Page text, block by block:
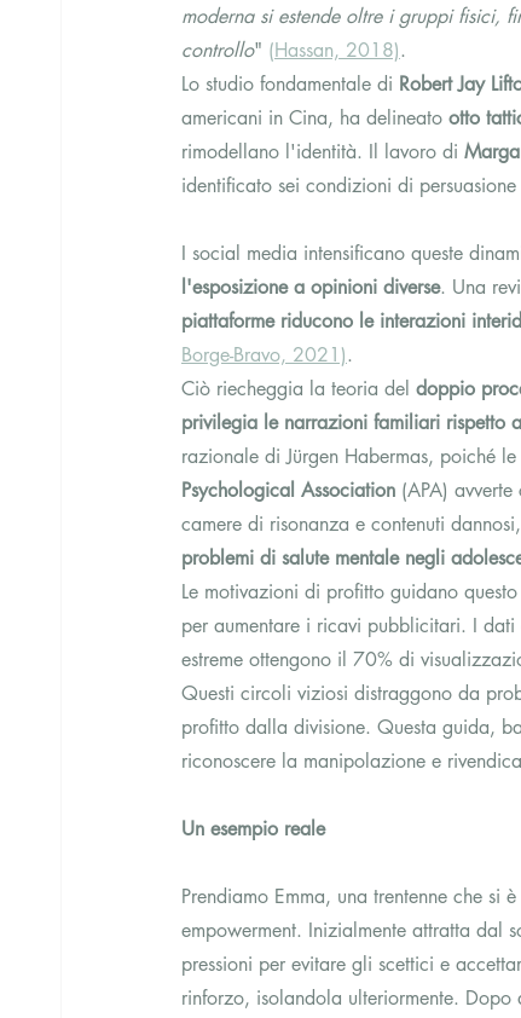
moderna si estende oltre i gruppi fisici,
controllo" (Hassan, 2018).
Lo studio fondamentale di Robert Jay
americani in Cina, ha delineato otto
rimodellano l'identità. Il lavoro di
identificato sei condizioni di
I social media intensificano queste
l'esposizione a opinioni diverse. Una
piattaforme riducono le interazioni
Borge-Bravo, 2021).
Ciò riecheggia la teoria del doppio
privilegia le narrazioni familiari rispetto
razionale di Jürgen Habermas, poiché
Psychological Association (APA) avverte
camere di risonanza e contenuti dannosi,
problemi di salute mentale negli
Le motivazioni di profitto guidano
per aumentare i ricavi pubblicitari. I
estreme ottengono il 70% di
Questi circoli viziosi distraggono da
profitto dalla divisione. Questa guida,
riconoscere la manipolazione e
Un esempio reale
Prendiamo Emma, ​​una trentenne che si
empowerment. Inizialmente attratta dal
pressioni per evitare gli scettici e
rinforzo, isolandola ulteriormente.